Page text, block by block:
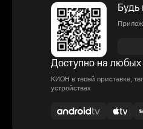
Доступно на
КИОН в твоей приставке,
устройствах